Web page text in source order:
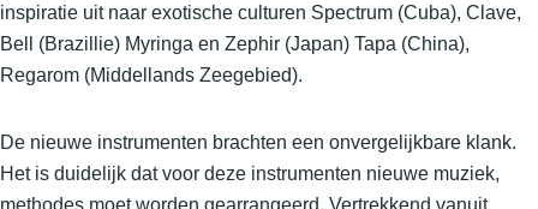
inspiratie uit naar exotische culturen Spectrum (Cuba), Clave,
Bell (Brazillie) Myringa en Zephir (Japan) Tapa (China),
Regarom (Middellands Zeegebied).
De nieuwe instrumenten brachten een onvergelijkbare klank.
Het is duidelijk dat voor deze instrumenten nieuwe muziek,
methodes moet worden gearrangeerd. Vertrekkend vanuit